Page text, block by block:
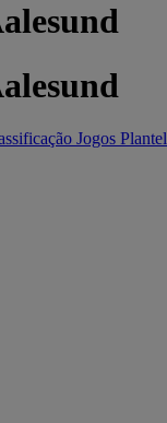
Jogos Plantel